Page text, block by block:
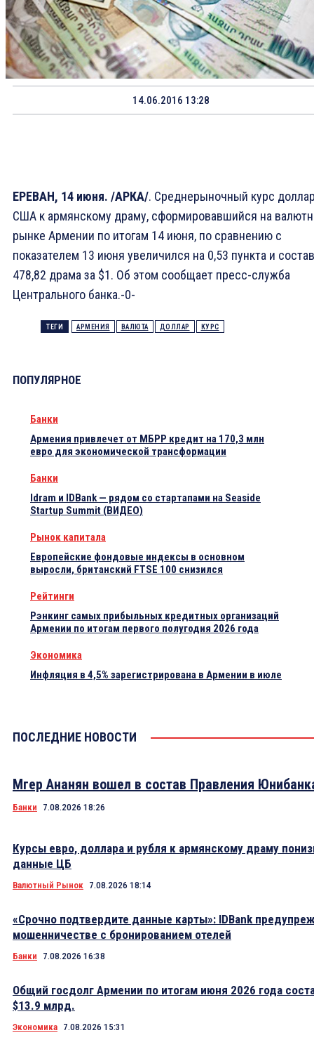
14.06.2016 13:28
ЕРЕВАН, 14 июня. /АРКА/. Среднерыночный курс
США к армянскому драму, сформировавшийся на
рынке Армении по итогам 14 июня, по сравнению с
показателем 13 июня увеличился на 0,53 пункта и
478,82 драма за $1. Об этом сообщает пресс-служба
Центрального банка.-0-
ТЕГИ АРМЕНИЯ ВАЛЮТА ДОЛЛАР КУРС
ПОПУЛЯРНОЕ
Банки
Армения привлечет от МБРР кредит на 170,3 млн
евро для экономической трансформации
Банки
Idram и IDBank — рядом со стартапами на Seaside
Startup Summit (ВИДЕО)
Рынок капитала
Европейские фондовые индексы в основном
выросли, британский FTSE 100 снизился
Рейтинги
Рэнкинг самых прибыльных кредитных организаций
Армении по итогам первого полугодия 2026 года
Экономика
Инфляция в 4,5% зарегистрирована в Армении в июле
ПОСЛЕДНИЕ НОВОСТИ
Мгер Ананян вошел в состав Правления
Банки 7.08.2026 18:26
Курсы евро, доллара и рубля к армянскому драму
данные ЦБ
Валютный Рынок 7.08.2026 18:14
«Срочно подтвердите данные карты»: IDBank
мошенничестве с бронированием отелей
Банки 7.08.2026 16:38
Общий госдолг Армении по итогам июня 2026 года
$13.9 млрд.
Экономика 7.08.2026 15:31